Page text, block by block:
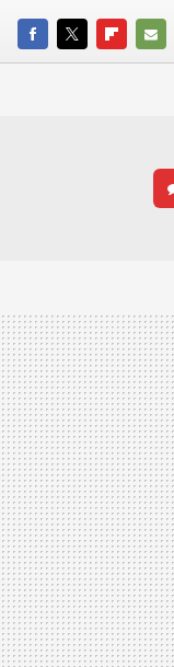
FACEBOOKTWITTERFLIPBOARD
E-